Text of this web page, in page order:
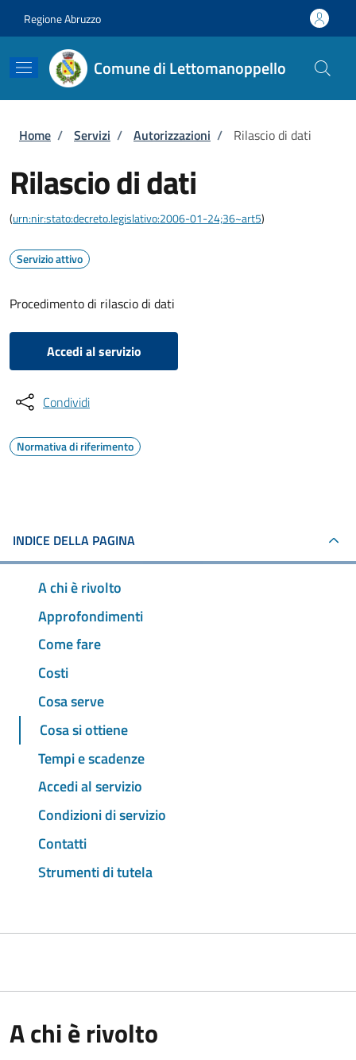
Regione Abruzzo
Comune di Lettomanoppello
Briciole di pane
Home / Servizi / Autorizzazioni / Rilascio di dati
Rilascio di dati
(urn:nir:stato:decreto.legislativo:2006-01-24;36~art5)
Servizio attivo
Procedimento di rilascio di dati
Accedi al servizio
Condividi
Normativa di riferimento
INDICE DELLA PAGINA
A chi è rivolto
Approfondimenti
Come fare
Costi
Cosa serve
Cosa si ottiene
Tempi e scadenze
Accedi al servizio
Condizioni di servizio
Contatti
Strumenti di tutela
A chi è rivolto